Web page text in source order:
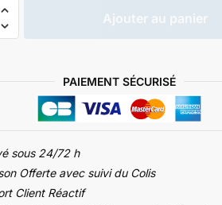
Ajouter au panier
PAIEMENT SÉCURISÉ
sous 24/72 h
Offerte avec suivi du Colis
Client Réactif